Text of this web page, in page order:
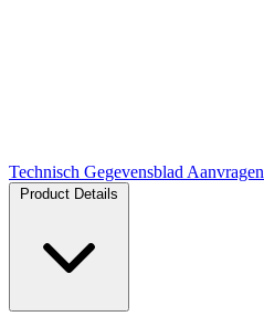
Technisch Gegevensblad Aanvragen
Product Details